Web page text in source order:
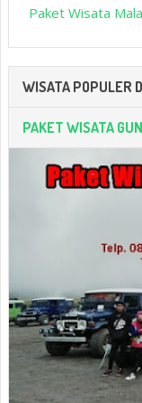
Paket Wisata
WISATA POPULER
PAKET WISATA